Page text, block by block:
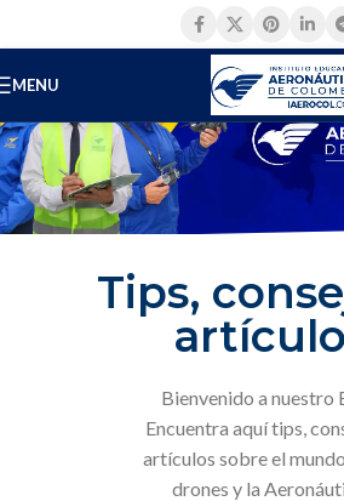
MENU
Tips,
Bienvenido a nuestro
Encuentra aquí tips,
artículos sobre el
drones y la